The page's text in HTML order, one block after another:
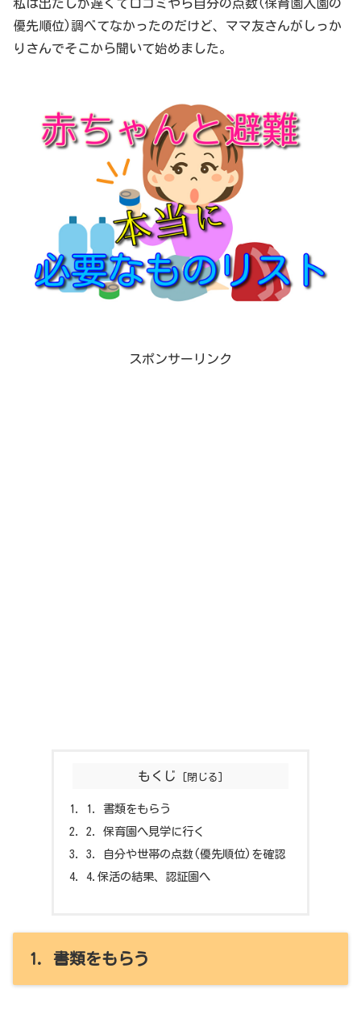
私は出だしが遅くて口コミやら自分の点数(保育園入園の
優先順位)調べてなかったのだけど、ママ友さんがしっか
りさんでそこから聞いて始めました。
スポンサーリンク
もくじ
1. 書類をもらう
2. 保育園へ見学に行く
3. 自分や世帯の点数(優先順位)を確認
4.保活の結果、認証園へ
1. 書類をもらう